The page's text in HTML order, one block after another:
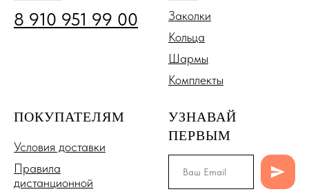
8 910 951 99 00
Заколки
Кольца
Шармы
Комплекты
ПОКУПАТЕЛЯМ
Условия доставки
Правила
дистанционной
УЗНАВАЙ
ПЕРВЫМ